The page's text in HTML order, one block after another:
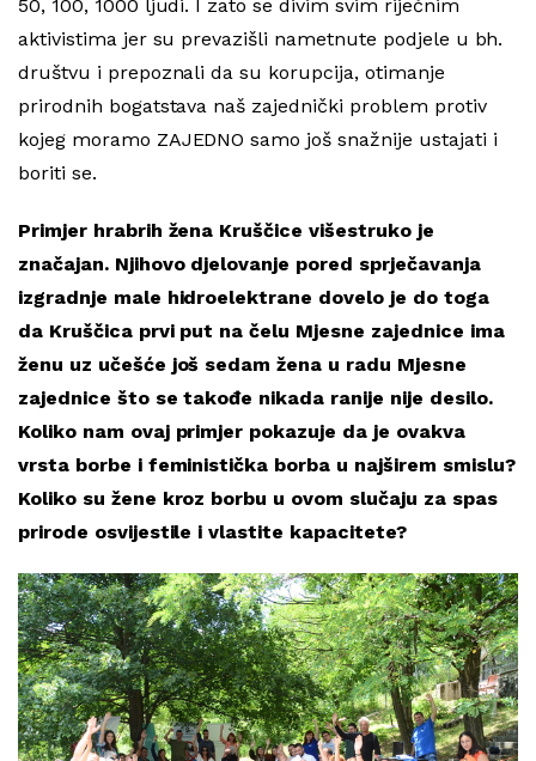
50, 100, 1000 ljudi. I zato se divim svim riječnim
aktivistima jer su prevazišli nametnute podjele u bh.
društvu i prepoznali da su korupcija, otimanje
prirodnih bogatstava naš zajednički problem protiv
kojeg moramo ZAJEDNO samo još snažnije ustajati i
boriti se.
Primjer hrabrih žena Kruščice višestruko je
značajan. Njihovo djelovanje pored sprječavanja
izgradnje male hidroelektrane dovelo je do toga
da Kruščica prvi put na čelu Mjesne zajednice ima
ženu uz učešće još sedam žena u radu Mjesne
zajednice što se takođe nikada ranije nije desilo.
Koliko nam ovaj primjer pokazuje da je ovakva
vrsta borbe i feministička borba u najširem smislu?
Koliko su žene kroz borbu u ovom slučaju za spas
prirode osvijestile i vlastite kapacitete?